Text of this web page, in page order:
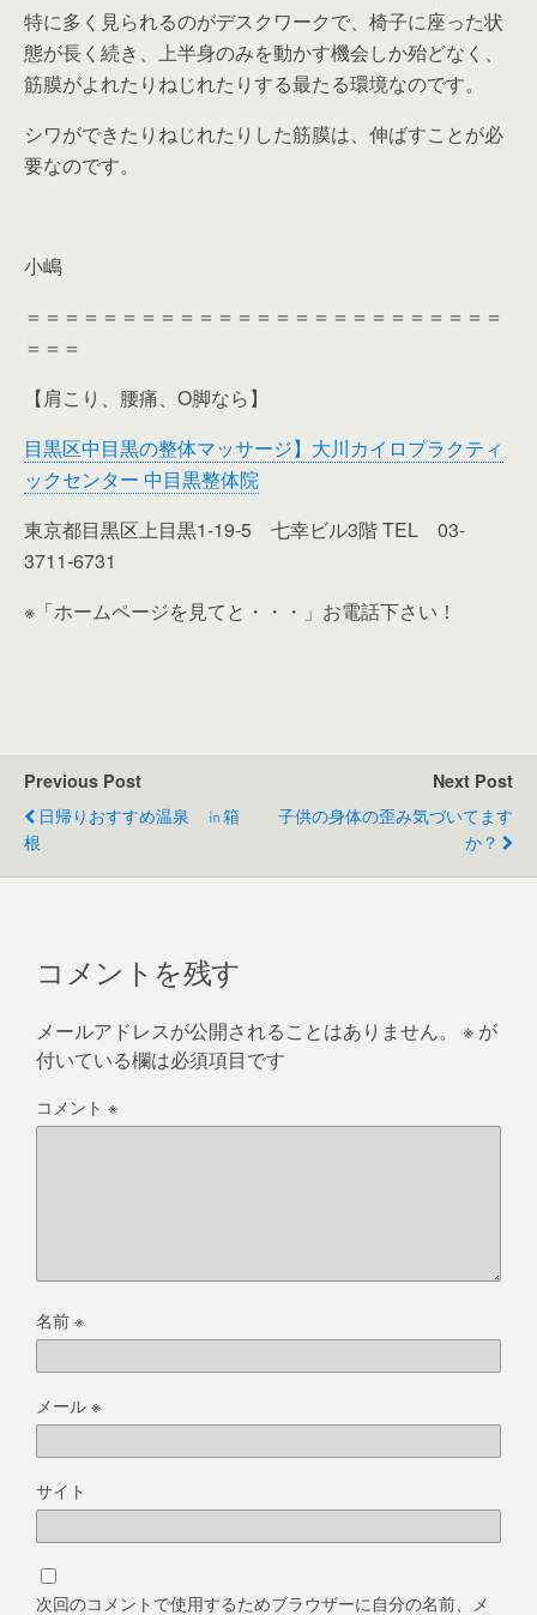
特に多く見られるのがデスクワークで、椅子に座った状
態が長く続き、上半身のみを動かす機会しか殆どなく、
筋膜がよれたりねじれたりする最たる環境なのです。
シワができたりねじれたりした筋膜は、伸ばすことが必
要なのです。
小嶋
＝＝＝＝＝＝＝＝＝＝＝＝＝＝＝＝＝＝＝＝＝＝＝＝＝
＝＝＝
【肩こり、腰痛、O脚なら】
目黒区中目黒の整体マッサージ】大川カイロプラクティ
ックセンター 中目黒整体院
東京都目黒区上目黒1-19-5 七幸ビル3階 TEL 03-
3711-6731
※「ホームページを見てと・・・」お電話下さい！
Previous Post
日帰りおすすめ温泉 ㏌箱
根
Next Post
子供の身体の歪み気づいてます
か？
コメントを残す
メールアドレスが公開されることはありません。 ※ が
付いている欄は必須項目です
コメント ※
名前※
メール※
サイト
次回のコメントで使用するためブラウザーに自分の名前、メ